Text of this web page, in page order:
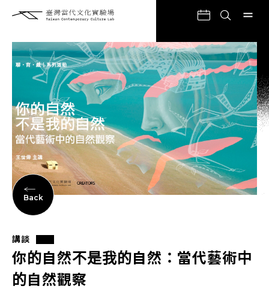
Back
講談
你的自然不是我的自然：當代藝術中
的自然觀察